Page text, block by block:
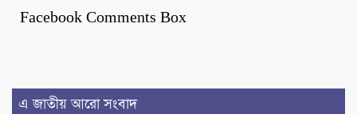
Facebook Comments Box
এ জাতীয় আরো সংবাদ